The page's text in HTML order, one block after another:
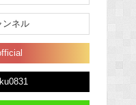
ンネル